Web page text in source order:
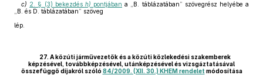
c) 2. § (3) bekezdés h) pontjában a „B. táblázatában” szövegrész helyébe a
„B. és D. táblázatában” szöveg
lép.
27. A közúti járművezetők és a közúti közlekedési szakemberek
képzésével, továbbképzésével, utánképzésével és vizsgáztatásával
összefüggő díjakról szóló 84/2009. (XII. 30.) KHEM rendelet módosítása